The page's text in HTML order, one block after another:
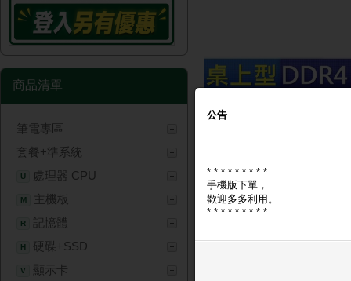
商品清單
筆電專區
套餐+準系統
U 處理器 CPU
M 主機板
R 記憶體
H 硬碟+SSD
V
顯示卡
商品圖片
公告
* * * * * * * * *
手機版下單，
歡迎多多利用。
* * * * * * * * *